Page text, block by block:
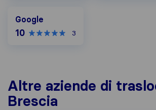
Google
10 3
Altre aziende di
Brescia